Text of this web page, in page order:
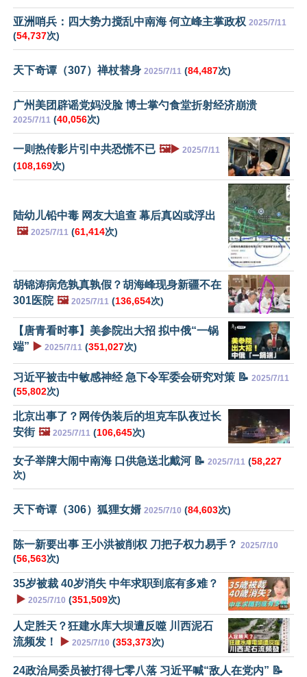
亚洲哨兵：四大势力搅乱中南海 何立峰主掌政权 2025/7/11
(54,737次)
天下奇谭（307）禅杖替身 2025/7/11 (84,487次)
广州美团辟谣党妈没脸 博士掌勺食堂折射经济崩溃
2025/7/11 (40,056次)
一则热传影片引中共恐慌不已 🖼️▶️ 2025/7/11
(108,169次)
陆幼儿铅中毒 网友大追查 幕后真凶或浮出
🖼️ 2025/7/11 (61,414次)
胡锦涛病危孰真孰假？胡海峰现身新疆不在
301医院 🖼️ 2025/7/11 (136,654次)
【唐青看时事】美参院出大招 拟中俄“一锅
端” ▶️ 2025/7/11 (351,027次)
习近平被击中敏感神经 急下令军委会研究对策 📝 2025/7/11
(55,802次)
北京出事了？网传伪装后的坦克车队夜过长
安街 🖼️ 2025/7/11 (106,645次)
女子举牌大闹中南海 口供急送北戴河 📝 2025/7/11 (58,227
次)
天下奇谭（306）狐狸女婿 2025/7/10 (84,603次)
陈一新要出事 王小洪被削权 刀把子权力易手？ 2025/7/10
(56,563次)
35岁被裁 40岁消失 中年求职到底有多难？
▶️ 2025/7/10 (351,509次)
人定胜天？狂建水库大坝遭反噬 川西泥石
流频发！
▶️ 2025/7/10 (353,373次)
24政治局委员被打得七零八落 习近平喊“敌人在党内” 📝